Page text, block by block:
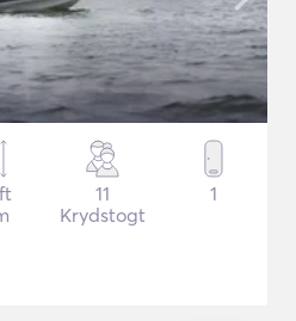
11
Krydstogt
1